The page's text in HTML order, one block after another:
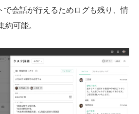
で会話が行えるためログも残り、情
可能。